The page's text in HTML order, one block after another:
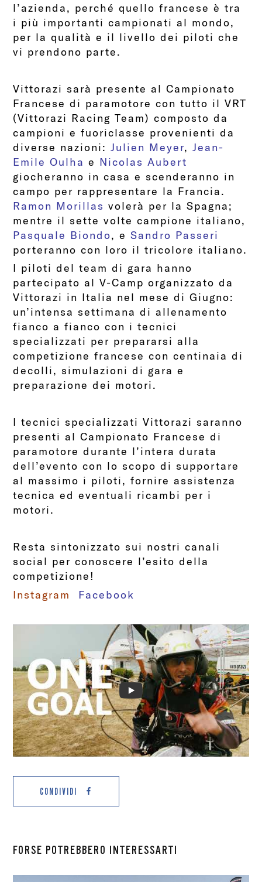
l’azienda, perché quello francese è tra
i più importanti campionati al mondo,
per la qualità e il livello dei piloti che
vi prendono parte.
Vittorazi sarà presente al Campionato
Francese di paramotore con tutto il VRT
(Vittorazi Racing Team) composto da
campioni e fuoriclasse provenienti da
diverse nazioni:Julien Meyer,Jean-
Emile Oulha e Nicolas Aubert
giocheranno in casa e scenderanno in
campo per rappresentare la Francia.
Ramon Morillas volerà per la Spagna;
mentre il sette volte campione italiano,
Pasquale Biondo, eSandro Passeri
porteranno con loro il tricolore italiano.
I piloti del team di gara hanno
partecipato al V-Camp organizzato da
Vittorazi in Italia nel mese di Giugno:
un’intensa settimana di allenamento
fianco a fianco con i tecnici
specializzati per prepararsi alla
competizione francese con centinaia di
decolli, simulazioni di gara e
preparazione dei motori.
I tecnici specializzati Vittorazi saranno
presenti al Campionato Francese di
paramotore durante l’intera durata
dell’evento con lo scopo di supportare
al massimo i piloti, fornire assistenza
tecnica ed eventuali ricambi per i
motori.
Resta sintonizzato sui nostri canali
social per conoscere l’esito della
competizione!
Instagram
Facebook
CONDIVIDI
FORSE POTREBBERO INTERESSARTI